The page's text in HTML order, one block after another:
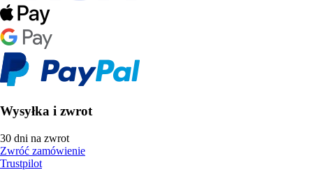
Wysyłka i zwrot
30 dni na zwrot
Zwróć zamówienie
Trustpilot